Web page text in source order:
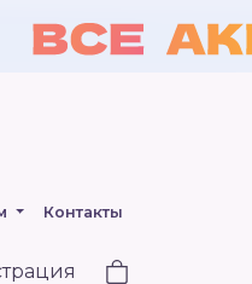
Контакты